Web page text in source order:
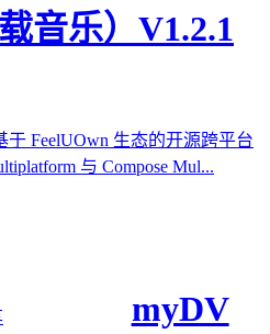
音乐）V1.2.1
于 FeelUOwn 生态的开源跨平台
与 Compose Mul...
myDV